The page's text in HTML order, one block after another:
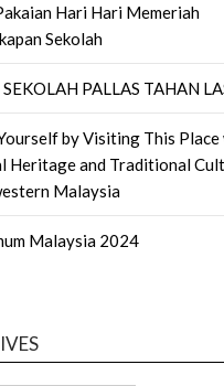
Hari Hari Memeriah
Sekolah
SEKOLAH PALLAS TAHAN
by Visiting This
Heritage and Traditional
Malaysia
Malaysia 2024